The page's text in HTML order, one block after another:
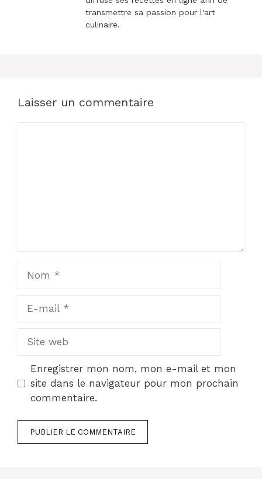
transmettre sa passion pour l'art
culinaire.
Laisser un commentaire
mail
web
Enregistrer mon nom, mon e-mail et mon
site dans le navigateur pour mon prochain
commentaire.